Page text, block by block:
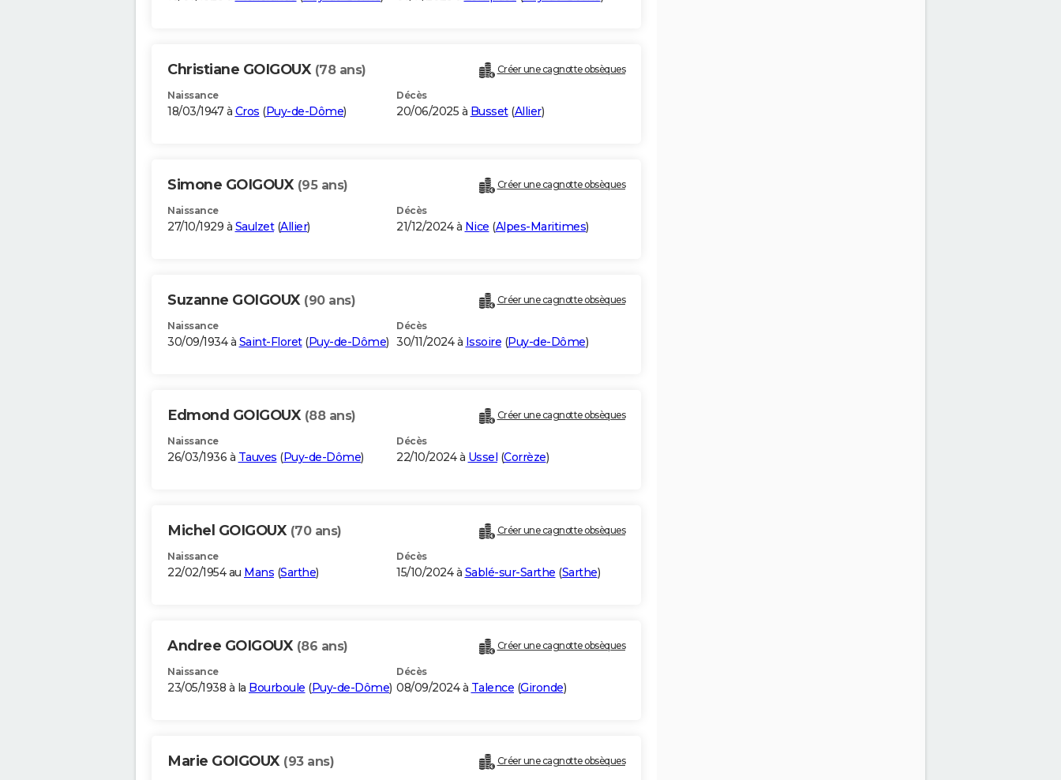
Christiane GOIGOUX (78 ans) Créer une cagnotte obsèques
Naissance
18/03/1947 à Cros (Puy-de-Dôme)
Décès
20/06/2025 à Busset(Allier)
Simone GOIGOUX (95 ans) Créer une cagnotte obsèques
Naissance
27/10/1929 à Saulzet(Allier)
Décès
21/12/2024 à Nice (Alpes-Maritimes)
Suzanne GOIGOUX (90 ans) Créer une cagnotte obsèques
Naissance
30/09/1934 à Saint-Floret(Puy-de-Dôme)
Décès
30/11/2024 à Issoire (Puy-de-Dôme)
Edmond GOIGOUX (88 ans) Créer une cagnotte obsèques
Naissance
26/03/1936 à Tauves (Puy-de-Dôme)
Décès
22/10/2024 à Ussel (Corrèze)
Michel GOIGOUX (70 ans) Créer une cagnotte obsèques
Naissance
22/02/1954 au Mans (Sarthe)
Décès
15/10/2024 à Sablé-sur-Sarthe (Sarthe)
Andree GOIGOUX (86 ans) Créer une cagnotte obsèques
Naissance
23/05/1938 à la Bourboule (Puy-de-Dôme)
Décès
08/09/2024 à Talence (Gironde)
Marie GOIGOUX (93 ans) Créer une cagnotte obsèques